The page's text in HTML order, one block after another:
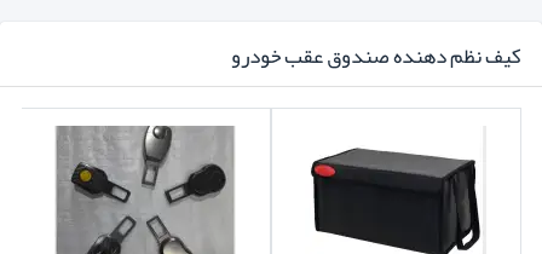
کیف نظم دهنده صندوق عقب خودرو